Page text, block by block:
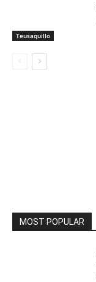
Teusaquillo
MOST POPULAR